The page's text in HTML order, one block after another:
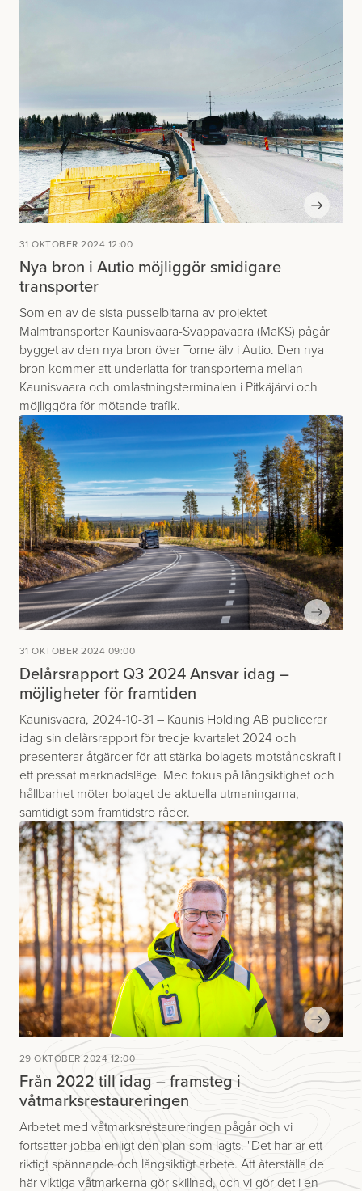
31 OKTOBER 2024 12:00
Nya bron i Autio möjliggör smidigare
transporter
Som en av de sista pusselbitarna av projektet
Malmtransporter Kaunisvaara-Svappavaara (MaKS) pågår
bygget av den nya bron över Torne älv i Autio. Den nya
bron kommer att underlätta för transporterna mellan
Kaunisvaara och omlastningsterminalen i Pitkäjärvi och
möjliggöra för mötande trafik.
31 OKTOBER 2024 09:00
Delårsrapport Q3 2024 Ansvar idag –
möjligheter för framtiden
Kaunisvaara, 2024-10-31 – Kaunis Holding AB publicerar
idag sin delårsrapport för tredje kvartalet 2024 och
presenterar åtgärder för att stärka bolagets motståndskraft i
ett pressat marknadsläge. Med fokus på långsiktighet och
hållbarhet möter bolaget de aktuella utmaningarna,
samtidigt som framtidstro råder.
29 OKTOBER 2024 12:00
Från 2022 till idag – framsteg i
våtmarksrestaureringen
Arbetet med våtmarksrestaureringen pågår och vi
fortsätter jobba enligt den plan som lagts. "Det här är ett
riktigt spännande och långsiktigt arbete. Att återställa de
här viktiga våtmarkerna gör skillnad, och vi gör det i en